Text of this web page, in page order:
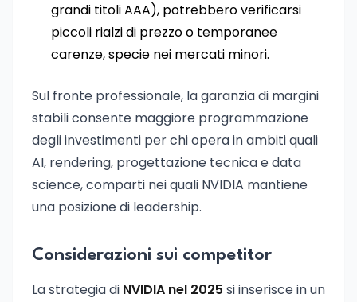
grandi titoli AAA), potrebbero verificarsi
piccoli rialzi di prezzo o temporanee
carenze, specie nei mercati minori.
Sul fronte professionale, la garanzia di margini
stabili consente maggiore programmazione
degli investimenti per chi opera in ambiti quali
AI, rendering, progettazione tecnica e data
science, comparti nei quali NVIDIA mantiene
una posizione di leadership.
Considerazioni sui competitor
La strategia di NVIDIA nel 2025 si inserisce in un